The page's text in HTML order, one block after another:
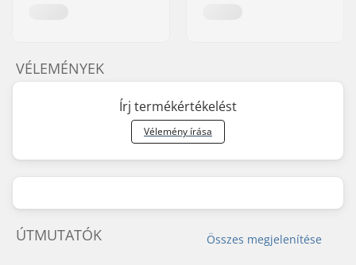
VÉLEMÉNYEK
Írj termékértékelést
Vélemény írása
Összes megjelenítése
ÚTMUTATÓK